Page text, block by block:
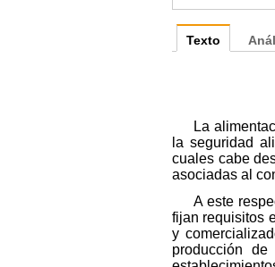
Texto
La
la seguridad
cuales cabe
asociadas al
A este
fijan requisitos
y
producción